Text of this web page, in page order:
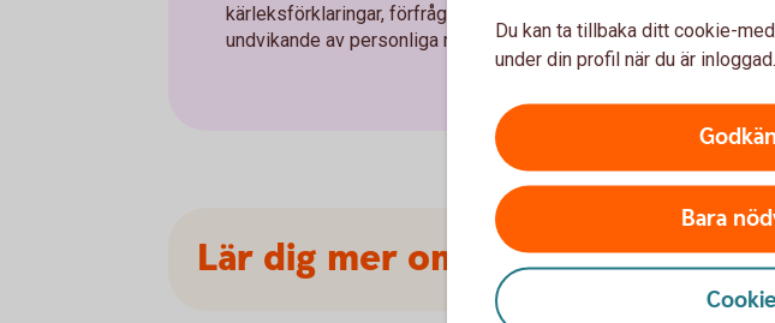
kärleksförklaringar, förfrågningar om ekonomisk hjälp eller
undvikande av personliga möten.
Lär dig mer om hur du kan
Du kan ta tillbaka ditt cookie-
under din profil när du är inloggad.
Bara